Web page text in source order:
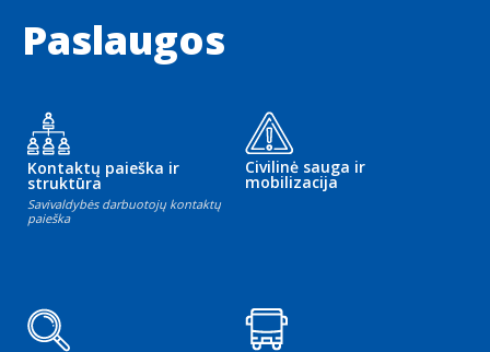
Paslaugos
Kontaktų paieška ir
struktūra
Savivaldybės darbuotojų kontaktų
paieška
Civilinė sauga ir
mobilizacija